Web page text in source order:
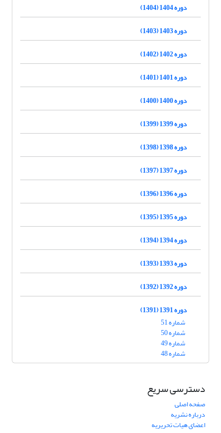
دوره 1404 (1404)
دوره 1403 (1403)
دوره 1402 (1402)
دوره 1401 (1401)
دوره 1400 (1400)
دوره 1399 (1399)
دوره 1398 (1398)
دوره 1397 (1397)
دوره 1396 (1396)
دوره 1395 (1395)
دوره 1394 (1394)
دوره 1393 (1393)
دوره 1392 (1392)
دوره 1391 (1391)
شماره 51
شماره 50
شماره 49
شماره 48
دسترسی سریع
صفحه اصلی
درباره نشریه
اعضای هیات تحریریه